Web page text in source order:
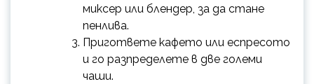
миксер или блендер, за да стане
пенлива.
Пригответе кафето или еспресото
и го разпределете в две големи
чаши.